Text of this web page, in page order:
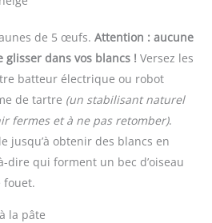
de 5 œufs. Attention : aucune
dans vos blancs ! Versez les
batteur électrique ou robot
de tartre (un stabilisant naturel
fermes et à ne pas retomber).
jusqu’à obtenir des blancs en
dire qui forment un bec d’oiseau
fouet.
la pâte